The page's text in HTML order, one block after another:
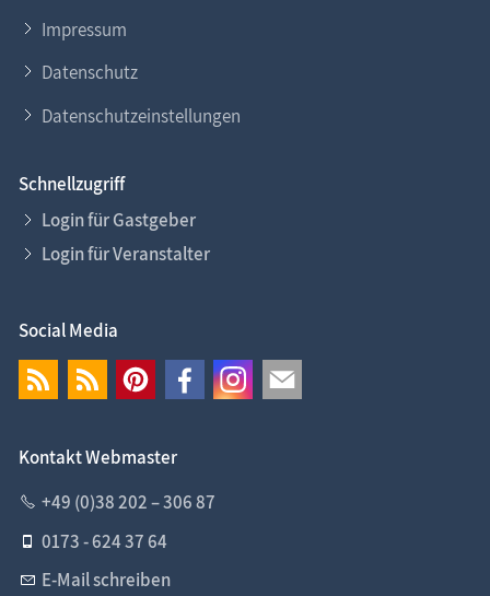
Impressum
Datenschutz
Datenschutzeinstellungen
Schnellzugriff
Login für Gastgeber
Login für Veranstalter
Social Media
Kontakt Webmaster
+49 (0)38 202 – 306 87
0173 - 624 37 64
E-Mail schreiben